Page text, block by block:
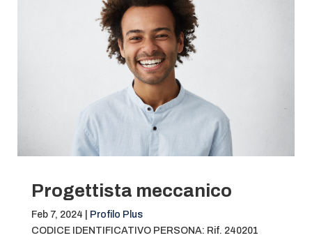
Progettista meccanico
Feb 7, 2024
Profilo Plus
CODICE IDENTIFICATIVO PERSONA: Rif. 240201